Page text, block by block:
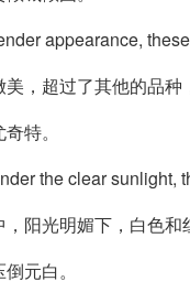
appearance,
美，超过了其他的品
特。
the clear
，阳光明媚下，白色
元白。